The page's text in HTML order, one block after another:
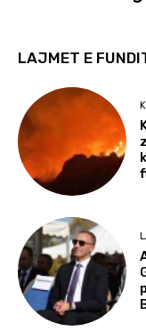
LAJMET E